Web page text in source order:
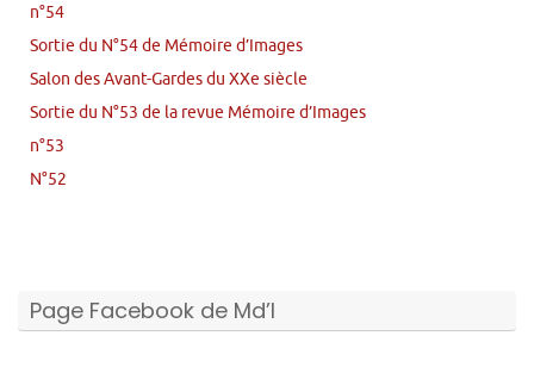
n°54
Sortie du N°54 de Mémoire d’Images
Salon des Avant-Gardes du XXe siècle
Sortie du N°53 de la revue Mémoire d’Images
n°53
N°52
Page Facebook de Md’I